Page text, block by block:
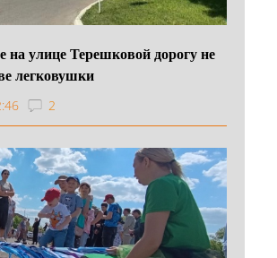
на улице Терешковой дорогу не
легковушки
2